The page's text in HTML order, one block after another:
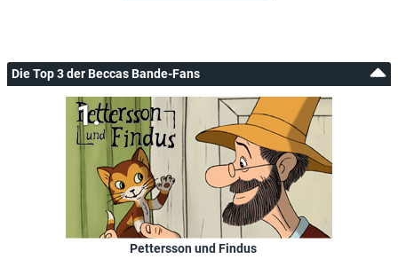
Die Top 3 der Beccas Bande-Fans
Pettersson und Findus